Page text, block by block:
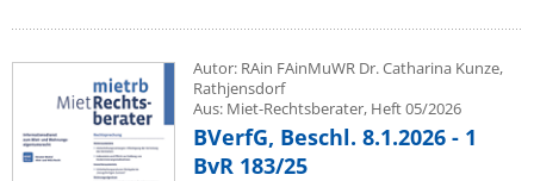
Autor: RAin FAinMuWR Dr. Catharina Kunze,
Rathjensdorf
Aus: Miet-Rechtsberater, Heft 05/2026
BVerfG, Beschl. 8.1.2026 - 1
BvR 183/25